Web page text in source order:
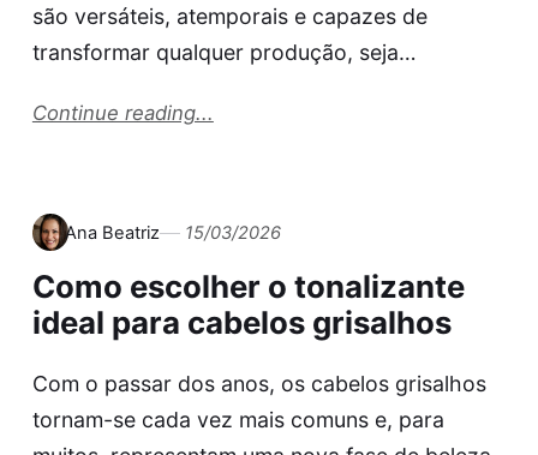
são versáteis, atemporais e capazes de
transformar qualquer produção, seja…
Continue reading...
Ana Beatriz 15/03/2026
Como escolher o tonalizante
ideal para cabelos grisalhos
Com o passar dos anos, os cabelos grisalhos
tornam-se cada vez mais comuns e, para